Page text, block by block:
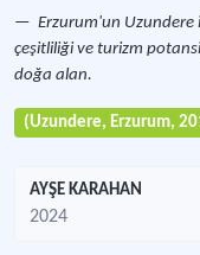
Erzurum'un Uzundere
çeşitliliği ve turizm
doğa alan.
(Uzundere, Erzurum,
AYŞE KARAHAN
2024